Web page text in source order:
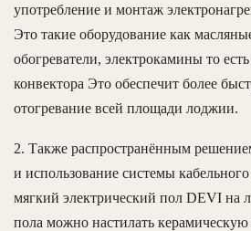
употребление и монтаж
Это такие оборудование как
обогреватели, электрокамины то
конвектора Это обеспечит более
отогревание всей площади лоджии.
2. Также распространённым
и использование системы
мягкий электрический пол DEVI на
пола можно настилать